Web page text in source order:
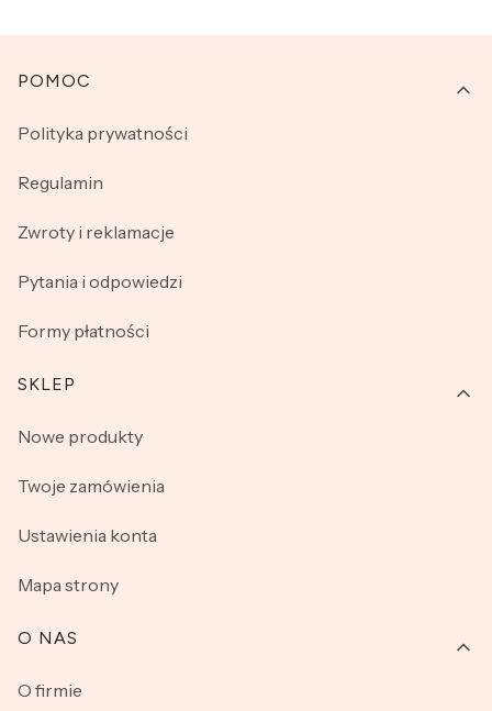
Linki w stopce
POMOC
Polityka prywatności
Regulamin
Zwroty i reklamacje
Pytania i odpowiedzi
Formy płatności
SKLEP
Nowe produkty
Twoje zamówienia
Ustawienia konta
Mapa strony
O NAS
O firmie